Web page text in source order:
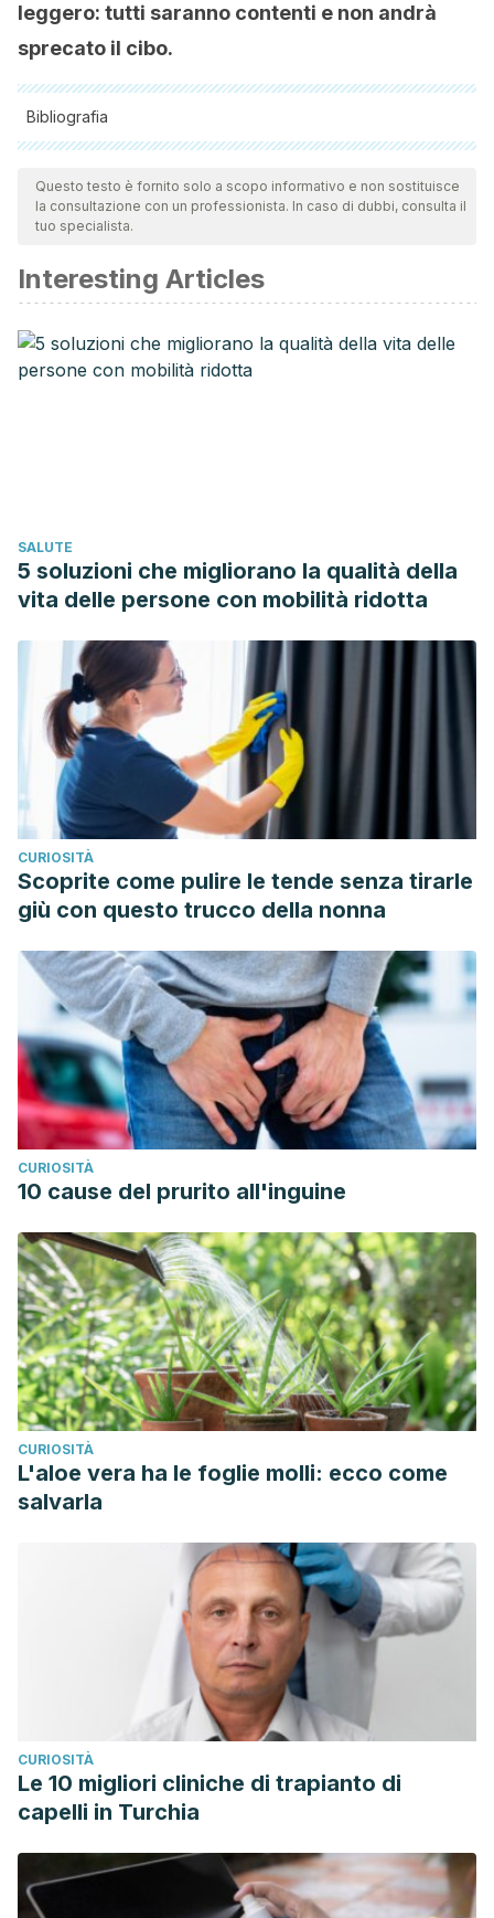
leggero: tutti saranno contenti e non andrà
sprecato il cibo.
Bibliografia
Tutte le fonti citate sono state esaminate a fondo dal nostro
team per garantirne la qualità, l'affidabilità, l'attualità e la
validità. La bibliografia di questo articolo è stata considerata
McGee H. La cocina y los alimentos. Enciclopedia de la
ciencia y la cultura de la comida. Random House
Mondadori. 2007.
Paredes-López O, et al. Berries: improving human health
Questo testo è fornito solo a scopo informativo e non sostituisce
la consultazione con un professionista. In caso di dubbi, consulta il
tuo specialista.
Interesting Articles
SALUTE
5 soluzioni che migliorano la qualità della
vita delle persone con mobilità ridotta
CURIOSITÀ
Scoprite come pulire le tende senza tirarle
giù con questo trucco della nonna
CURIOSITÀ
10 cause del prurito all'inguine
CURIOSITÀ
L'aloe vera ha le foglie molli: ecco come
salvarla
CURIOSITÀ
Le 10 migliori cliniche di trapianto di
capelli in Turchia